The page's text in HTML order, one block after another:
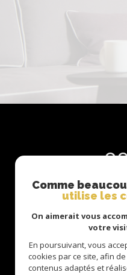
Comme
utilise les
On aimerait vous
votre
En poursuivant, vous
cookies par ce site, afin
contenus adaptés et